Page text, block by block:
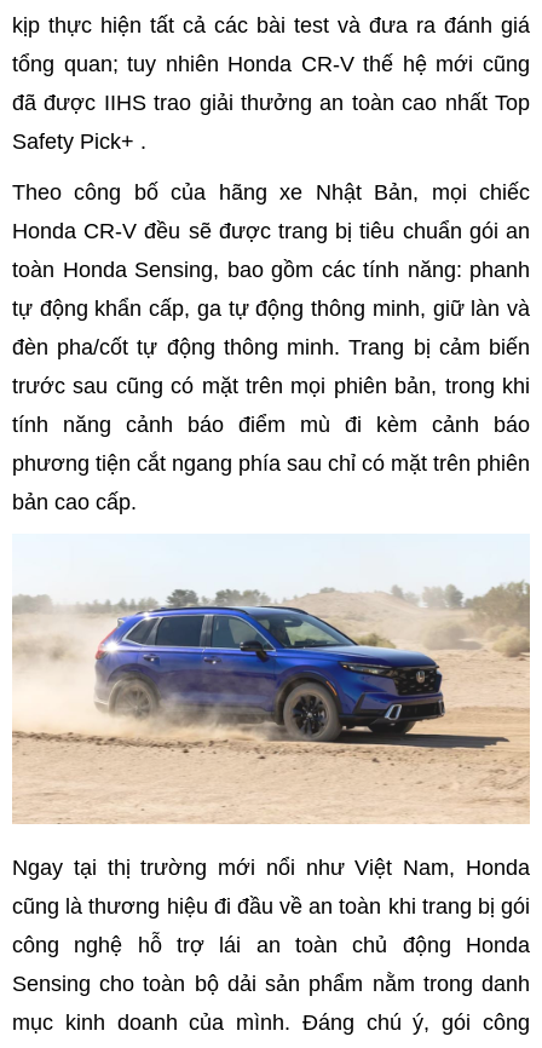
kịp thực hiện tất cả các bài test và đưa ra đánh giá
tổng quan; tuy nhiên Honda CR-V thế hệ mới cũng
đã được IIHS trao giải thưởng an toàn cao nhất Top
Safety Pick+ .
Theo công bố của hãng xe Nhật Bản, mọi chiếc
Honda CR-V đều sẽ được trang bị tiêu chuẩn gói an
toàn Honda Sensing, bao gồm các tính năng: phanh
tự động khẩn cấp, ga tự động thông minh, giữ làn và
đèn pha/cốt tự động thông minh. Trang bị cảm biến
trước sau cũng có mặt trên mọi phiên bản, trong khi
tính năng cảnh báo điểm mù đi kèm cảnh báo
phương tiện cắt ngang phía sau chỉ có mặt trên phiên
bản cao cấp.
Ngay tại thị trường mới nổi như Việt Nam, Honda
cũng là thương hiệu đi đầu về an toàn khi trang bị gói
công nghệ hỗ trợ lái an toàn chủ động Honda
Sensing cho toàn bộ dải sản phẩm nằm trong danh
mục kinh doanh của mình. Đáng chú ý, gói công